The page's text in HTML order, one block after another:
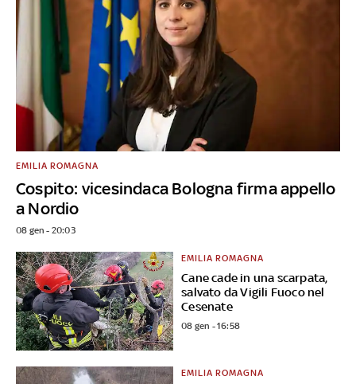
Cospito: vicesindaca Bologna firma appello
a Nordio
EMILIA ROMAGNA
08 gen - 20:03
Cane cade in una scarpata,
salvato da Vigili Fuoco nel
Cesenate
EMILIA ROMAGNA
08 gen - 16:58
EMILIA ROMAGNA